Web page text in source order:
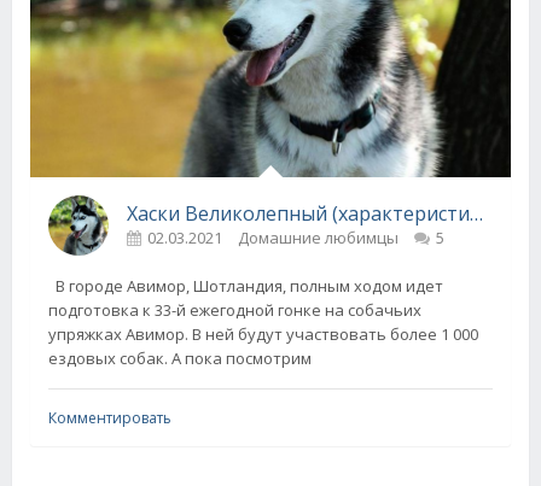
Хаски Великолепный (характеристика породы)
02.03.2021 Домашние любимцы 5
В городе Авимор, Шотландия, полным ходом идет
подготовка к 33-й ежегодной гонке на собачьих
упряжках Авимор. В ней будут участвовать более 1 000
ездовых собак. А пока посмотрим
Комментировать